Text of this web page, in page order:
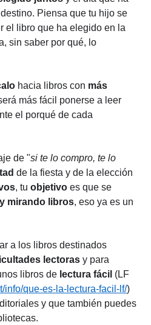
Piensa que tu hijo se
el libro que ha elegido en la
sin saber por qué, lo
hacia libros con más
más fácil ponerse a leer
el porqué de cada
de "si te lo compro, te lo
de la fiesta y de la elección
, tu objetivo es que se
mirando libros, eso ya es un
a los libros destinados
lectoras y para
libros de lectura fácil (LF
info/que-es-la-lectura-facil-lf/)
y que también puedes